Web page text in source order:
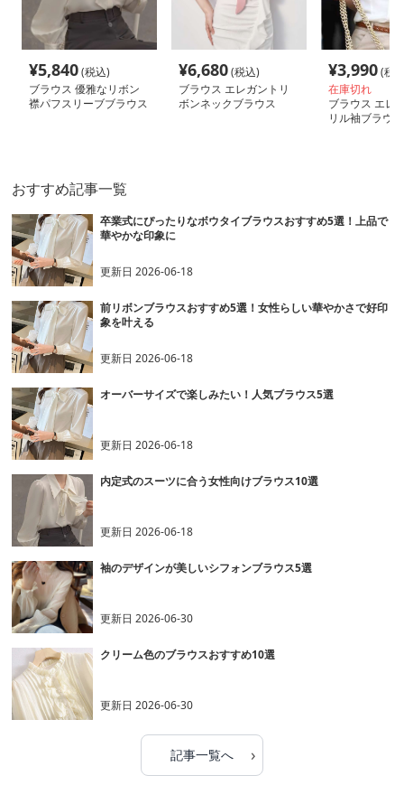
¥5,840(税込)
ブラウス 優雅なリボン
襟パフスリーブブラウス
¥6,680(税込)
ブラウス エレガントリ
ボンネックブラウス
¥3,990(税
在庫切れ
ブラウス エレ
リル袖ブラウス
おすすめ記事一覧
卒業式にぴったりなボウタイブラウスおすすめ5選！上品で
華やかな印象に
更新日2026-06-18
前リボンブラウスおすすめ5選！女性らしい華やかさで好印
象を叶える
更新日2026-06-18
オーバーサイズで楽しみたい！人気ブラウス5選
更新日2026-06-18
内定式のスーツに合う女性向けブラウス10選
更新日2026-06-18
袖のデザインが美しいシフォンブラウス5選
更新日2026-06-30
クリーム色のブラウスおすすめ10選
更新日2026-06-30
記事一覧へ ›